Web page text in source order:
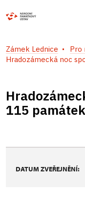
Zámek Lednice
Pro
Hradozámecká noc
115
DATUM ZVEŘEJNĚNÍ: